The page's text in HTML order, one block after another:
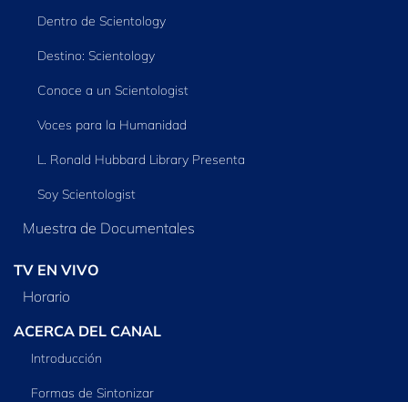
Dentro de Scientology
Destino: Scientology
Conoce a un Scientologist
Voces para la Humanidad
L. Ronald Hubbard Library Presenta
Soy Scientologist
Muestra de Documentales
TV EN VIVO
Horario
ACERCA DEL CANAL
Introducción
Formas de Sintonizar